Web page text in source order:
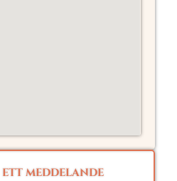
ett meddelande